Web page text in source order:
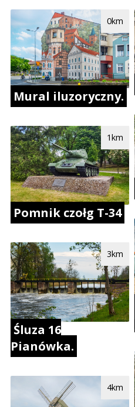
Mural iluzoryczny.
0km
Pomnik czołg T-34
1km
Śluza 16
Pianówka.
3km
4km